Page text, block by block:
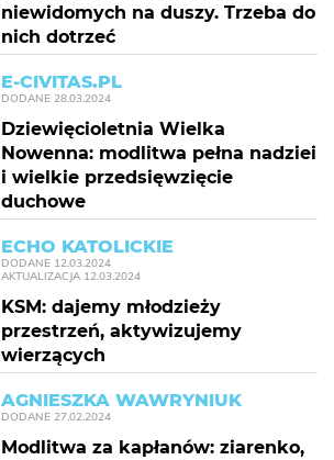
niewidomych na duszy. Trzeba do
nich dotrzeć
E-CIVITAS.PL
DODANE 28.03.2024
Dziewięcioletnia Wielka
Nowenna: modlitwa pełna nadziei
i wielkie przedsięwzięcie
duchowe
ECHO KATOLICKIE
DODANE 12.03.2024
AKTUALIZACJA 12.03.2024
KSM: dajemy młodzieży
przestrzeń, aktywizujemy
wierzących
AGNIESZKA WAWRYNIUK
DODANE 27.02.2024
Modlitwa za kapłanów: ziarenko,